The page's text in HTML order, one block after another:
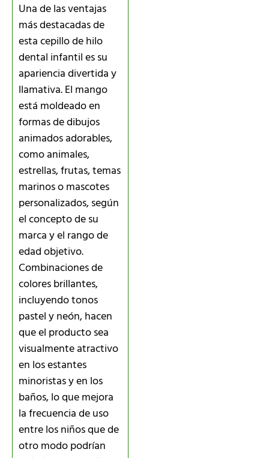
Una de las ventajas
más destacadas de
esta cepillo de hilo
dental infantil es su
apariencia divertida y
llamativa. El mango
está moldeado en
formas de dibujos
animados adorables,
como animales,
estrellas, frutas, temas
marinos o mascotes
personalizados, según
el concepto de su
marca y el rango de
edad objetivo.
Combinaciones de
colores brillantes,
incluyendo tonos
pastel y neón, hacen
que el producto sea
visualmente atractivo
en los estantes
minoristas y en los
baños, lo que mejora
la frecuencia de uso
entre los niños que de
otro modo podrían